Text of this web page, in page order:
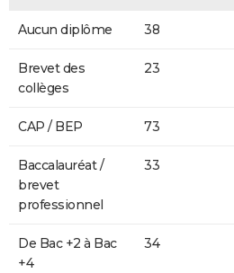
Aucun diplôme 38
Brevet des
collèges
23
CAP / BEP 73
Baccalauréat /
brevet
professionnel
33
De Bac +2 à Bac
+4
34